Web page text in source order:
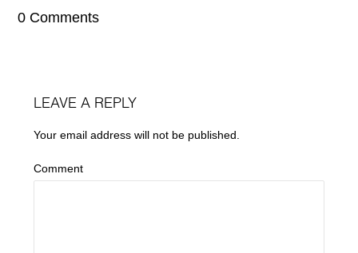
0 Comments
LEAVE A REPLY
Your email address will not be published.
Comment